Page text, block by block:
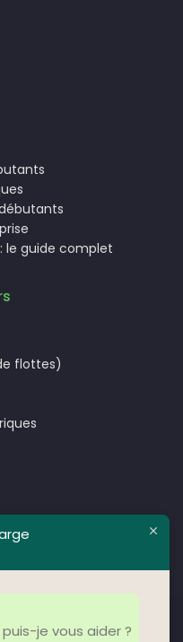
le guide complet
flottes)
voitures électriques
je vous aider ?